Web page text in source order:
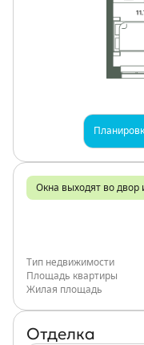
Окна выходят во двор
Тип недвижимости
Площадь квартиры
Жилая площадь
Отделка